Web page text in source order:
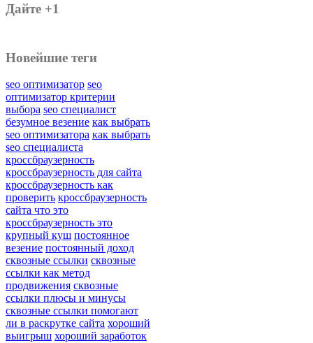
Дайте +1
Новейшие теги
seo оптимизатор seo
оптимизатор критерии
выбора seo специалист
безумное везение как выбрать
seo оптимизатора как выбрать
seo специалиста
кроссбраузерность
кроссбраузерность для сайта
кроссбраузерность как
проверить кроссбраузерность
сайта что это
кроссбраузерность это
крупный куш постоянное
везение постоянный доход
сквозные ссылки сквозные
ссылки как метод
продвижения сквозные
ссылки плюсы и минусы
сквозные ссылки помогают
ли в раскрутке сайта хороший
выигрыш хороший заработок